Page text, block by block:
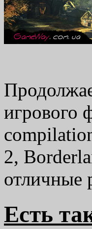
игрового
2,
отличные
Есть